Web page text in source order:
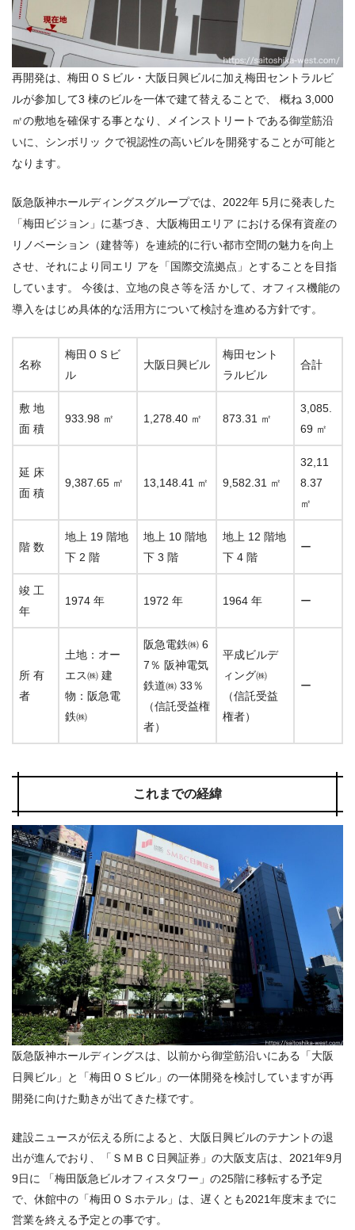
再開発は、梅田ＯＳビル・大阪日興ビルに加え梅田セントラルビ
ルが参加して3 棟のビルを一体で建て替えることで、 概ね 3,000
㎡の敷地を確保する事となり、メインストリートである御堂筋沿
いに、シンボリッ クで視認性の高いビルを開発することが可能と
なります。
阪急阪神ホールディングスグループでは、 2022年 5月に発表した
「梅田ビジョン」に基づき、大阪梅田エリア における保有資産の
リノベーション（建替等）を連続的に行い都市空間の魅力を向上
させ、それにより同エリ アを「国際交流拠点」とすることを目指
しています。 今後は、立地の良さ等を活 かして、オフィス機能の
導入をはじめ具体的な活用方について検討を進める方針です。
名称
梅田ＯＳビ
ル
大阪日興ビル
梅田セント
ラルビル
合計
敷 地
面 積
933.98 ㎡ 1,278.40 ㎡ 873.31 ㎡
3,085.
69 ㎡
延 床
面 積
9,387.65 ㎡ 13,148.41 ㎡ 9,582.31 ㎡
32,11
8.37
㎡
階 数
地上 19 階地
下 2 階
地上 10 階地
下 3 階
地上 12 階地
下 4 階
ー
竣 工
年
1974 年 1972 年 1964 年 ー
所 有
者
土地：オー
エス㈱ 建
物：阪急電
鉄㈱
阪急電鉄㈱ 6
7％ 阪神電気
鉄道㈱ 33％
（信託受益権
者）
平成ビルデ
ィング㈱
（信託受益
権者）
ー
これまでの経緯
阪急阪神ホールディングスは、以前から御堂筋沿いにある「大阪
日興ビル」と「梅田ＯＳビル」の一体開発を検討していますが再
開発に向けた動きが出てきた様です。
建設ニュースが伝える所によると、大阪日興ビルのテナントの退
出が進んでおり、「ＳＭＢＣ日興証券」の大阪支店は、 2021年9 月
9日に 「梅田阪急ビルオフィスタワー」の25階に移転する予定
で、休館中の「梅田ＯＳホテル」は、遅くとも2021年度末までに
営業を終える予定との事です。